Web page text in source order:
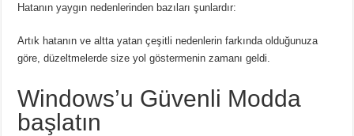
Hatanın yaygın nedenlerinden bazıları şunlardır:
Artık hatanın ve altta yatan çeşitli nedenlerin farkında olduğunuza
göre, düzeltmelerde size yol göstermenin zamanı geldi.
Windows’u Güvenli Modda
başlatın